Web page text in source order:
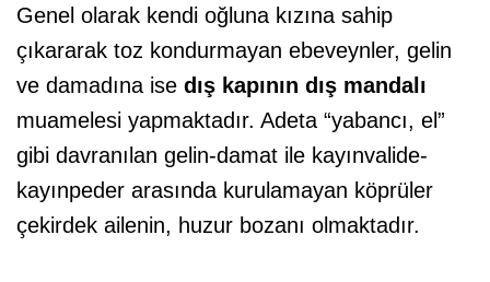
Genel olarak kendi oğluna kızına sahip
çıkararak toz kondurmayan ebeveynler, gelin
ve damadına ise dış kapının dış mandalı
muamelesi yapmaktadır. Adeta “yabancı, el”
gibi davranılan gelin-damat ile kayınvalide-
kayınpeder arasında kurulamayan köprüler
çekirdek ailenin, huzur bozanı olmaktadır.